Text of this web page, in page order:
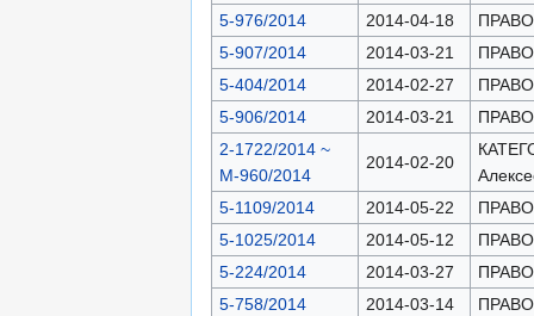
5-976/2014
2014-04-18
5-907/2014
2014-03-21
5-404/2014
2014-02-27
5-906/2014
2014-03-21
2-1722/2014 ~
М-960/2014
2014-02-20
5-1109/2014
2014-05-22
5-1025/2014
2014-05-12
5-224/2014
2014-03-27
5-758/2014
2014-03-14